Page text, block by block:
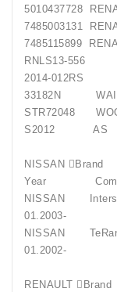
5010437728
7485003131
7485115899
2014-
33182N
STR72048
S2012 AS
NISSAN
Year
NISSAN
01.2003-
NISSAN
01.2002-